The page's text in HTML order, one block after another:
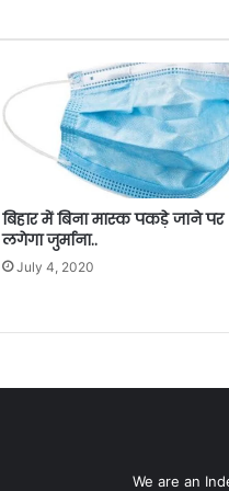
बिहार में बिना मास्क पकड़े जाने पर
लगेगा जुर्माना..
July 4, 2020
We are an